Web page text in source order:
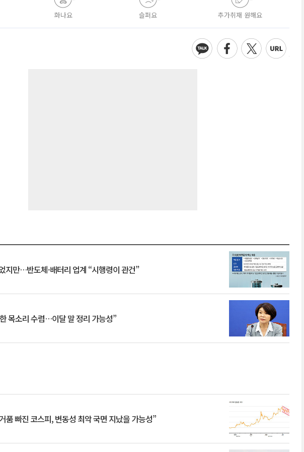
화나요 슬퍼요 추가취재 원해요
지만…반도체·배터리 업계 “시행령이 관건”
목소리 수렴…이달 말 정리 가능성”
품 빠진 코스피, 변동성 최악 국면 지났을 가능성”